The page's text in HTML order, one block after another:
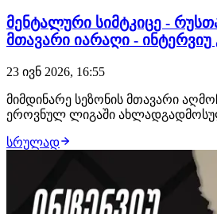
მენტალური სიმტკიცე -
მთავარი იარაღი - ინტერვიუ
23 ივნ 2026, 16:55
მიმდინარე სეზონის მთავარი
ეროვნულ ლიგაში
ჩემპიონატის ნახევარი სეზონის
გუნდის მთავარი მწვრთნელი
ცნობილი გია ცეცაძეა, რომელიც
პაუზის შემდ…
სრულად